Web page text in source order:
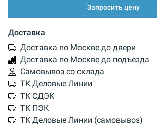
Запросить цену
Доставка
Доставка по Москве до двери
Доставка по Москве до подъезда
Самовывоз со склада
ТК Деловые Линии
ТК СДЭК
ТК ПЭК
ТК Деловые Линии (самовывоз)